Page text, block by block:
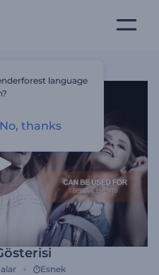
Esnek
language
No, thanks